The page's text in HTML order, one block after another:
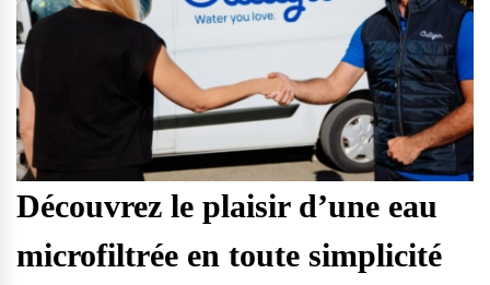
Découvrez le plaisir d’une eau
microfiltrée en toute simplicité